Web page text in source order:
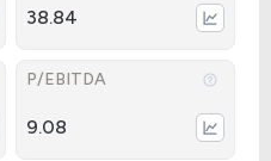
38.84
P/EBITDA
9.08